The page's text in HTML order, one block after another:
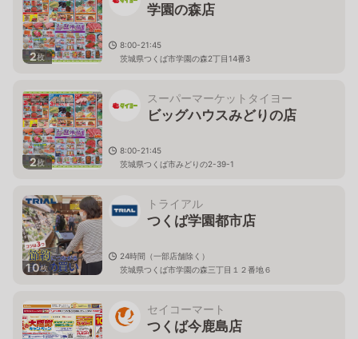
2枚
学園の森店
8:00-21:45
茨城県つくば市学園の森2丁目14番3
2枚
スーパーマーケットタイヨー
ビッグハウスみどりの店
8:00-21:45
茨城県つくば市みどりの2-39-1
10枚
トライアル
つくば学園都市店
24時間（一部店舗除く）
茨城県つくば市学園の森三丁目１２番地６
セイコーマート
つくば今鹿島店